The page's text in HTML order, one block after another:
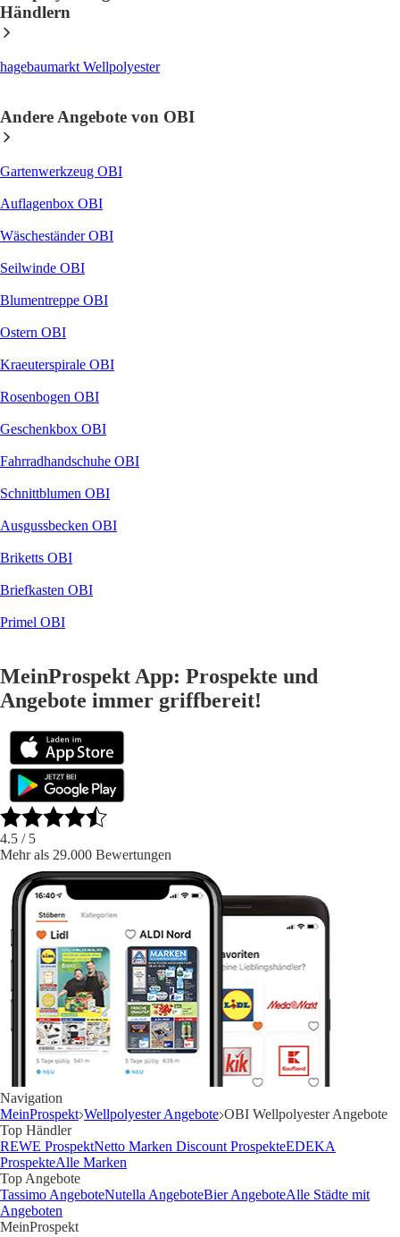
Händlern
hagebaumarkt Wellpolyester
Andere Angebote von OBI
Gartenwerkzeug OBI
Auflagenbox OBI
Wäscheständer OBI
Seilwinde OBI
Blumentreppe OBI
Ostern OBI
Kraeuterspirale OBI
Rosenbogen OBI
Geschenkbox OBI
Fahrradhandschuhe OBI
Schnittblumen OBI
Ausgussbecken OBI
Briketts OBI
Briefkasten OBI
Primel OBI
MeinProspekt App: Prospekte und
Angebote immer griffbereit!
4.5 / 5
Mehr als 29.000 Bewertungen
Navigation
MeinProspekt Wellpolyester Angebote OBI Wellpolyester Angebote
Top Händler
REWE ProspektNetto Marken Discount ProspekteEDEKA
ProspekteAlle Marken
Top Angebote
Tassimo AngeboteNutella AngeboteBier AngeboteAlle Städte mit
Angeboten
MeinProspekt